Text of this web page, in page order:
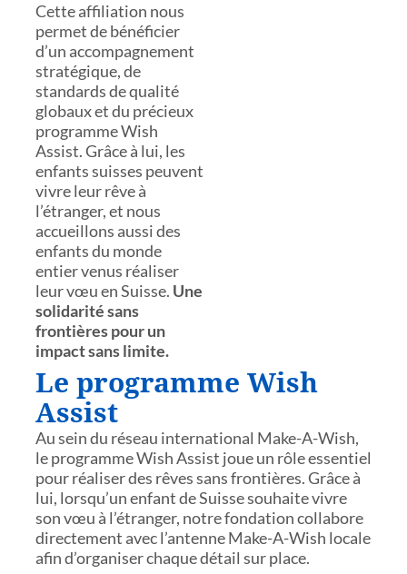
Cette affiliation nous
permet de bénéficier
d’un accompagnement
stratégique, de
standards de qualité
globaux et du précieux
programme Wish
Assist. Grâce à lui, les
enfants suisses peuvent
vivre leur rêve à
l’étranger, et nous
accueillons aussi des
enfants du monde
entier venus réaliser
leur vœu en Suisse. Une
solidarité sans
frontières pour un
impact sans limite.
Le programme Wish
Assist
Au sein du réseau international Make-A-Wish,
le programme Wish Assist joue un rôle essentiel
pour réaliser des rêves sans frontières. Grâce à
lui, lorsqu’un enfant de Suisse souhaite vivre
son vœu à l’étranger, notre fondation collabore
directement avec l’antenne Make-A-Wish locale
afin d’organiser chaque détail sur place.